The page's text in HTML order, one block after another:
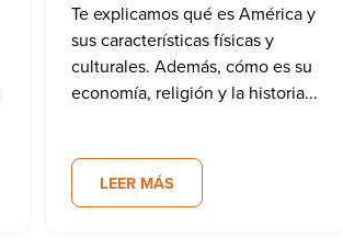
Te explicamos qué es América y
sus características físicas y
culturales. Además, cómo es su
economía, religión y la historia...
LEER MÁS